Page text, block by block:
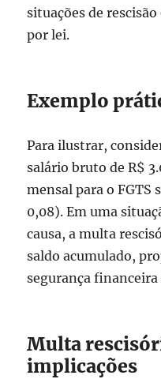
situações de
por lei.
Exemplo
Para ilustrar,
salário bruto de R$
mensal para o FGTS
0,08). Em uma
causa, a multa
saldo acumulado,
segurança
Multa
implicações